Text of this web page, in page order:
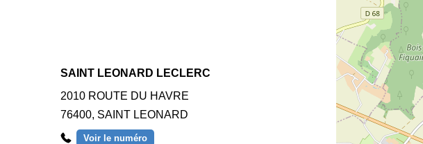
SAINT LEONARD LECLERC
2010 ROUTE DU HAVRE
76400, SAINT LEONARD
Voir le numéro